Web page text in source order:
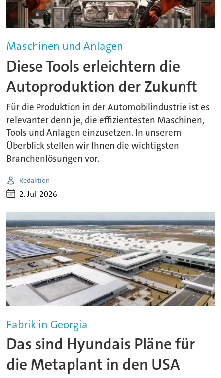
Maschinen und Anlagen
Diese Tools erleichtern die
Autoproduktion der Zukunft
Für die Produktion in der Automobilindustrie ist es
relevanter denn je, die effizientesten Maschinen,
Tools und Anlagen einzusetzen. In unserem
Überblick stellen wir Ihnen die wichtigsten
Branchenlösungen vor.
Redaktion
2. Juli 2026
Fabrik in Georgia
Das sind Hyundais Pläne für
die Metaplant in den USA